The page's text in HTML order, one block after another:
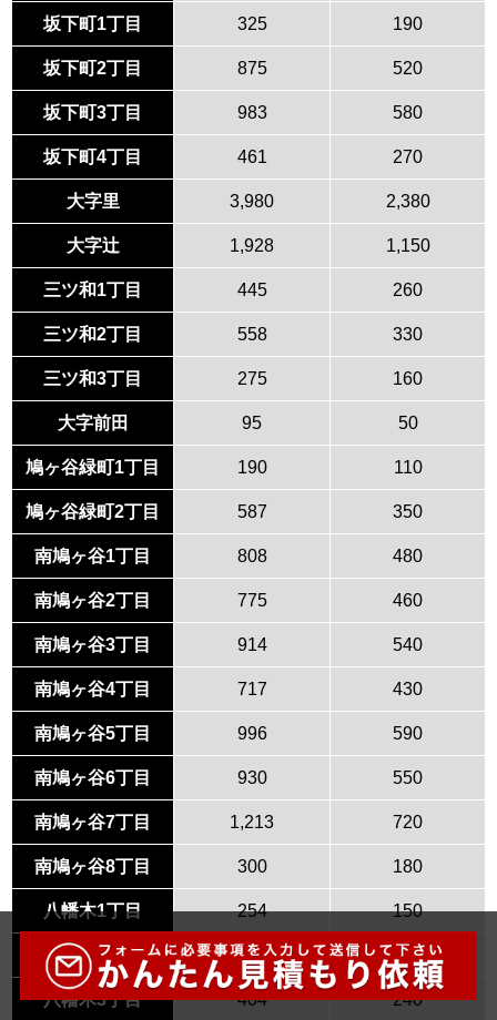
坂下町1丁目 325 190
坂下町2丁目 875 520
坂下町3丁目 983 580
坂下町4丁目 461 270
大字里 3,980 2,380
大字辻 1,928 1,150
三ツ和1丁目 445 260
三ツ和2丁目 558 330
三ツ和3丁目 275 160
大字前田 95 50
鳩ヶ谷緑町1丁目 190 110
鳩ヶ谷緑町2丁目 587 350
南鳩ヶ谷1丁目 808 480
南鳩ヶ谷2丁目 775 460
南鳩ヶ谷3丁目 914 540
南鳩ヶ谷4丁目 717 430
南鳩ヶ谷5丁目 996 590
南鳩ヶ谷6丁目 930 550
南鳩ヶ谷7丁目 1,213 720
南鳩ヶ谷8丁目 300 180
八幡木1丁目 254 150
八幡木2丁目 424 250
八幡木3丁目 404 240